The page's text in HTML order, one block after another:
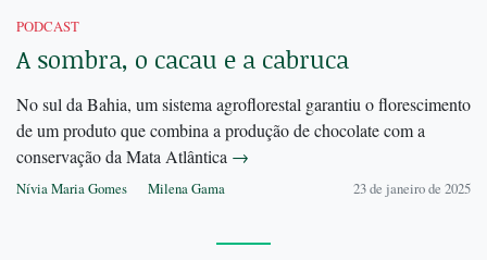
PODCAST
A sombra, o cacau e a cabruca
No sul da Bahia, um sistema agroflorestal garantiu o florescimento
de um produto que combina a produção de chocolate com a
conservação da Mata Atlântica →
Nívia Maria Gomes Milena Gama 23 de janeiro de 2025